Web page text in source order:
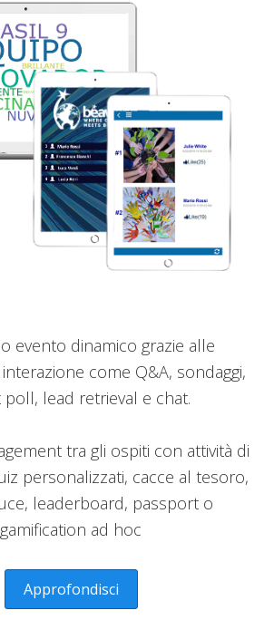
evento dinamico grazie alle
come Q&A, sondaggi,
poll, lead retrieval e chat.
tra gli ospiti con attività di
personalizzati, cacce al tesoro,
leaderboard, passport o
gamification ad hoc
Approfondisci